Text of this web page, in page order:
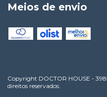
Meios de envio
Copyright DOCTOR HOUSE -
direitos reservados.